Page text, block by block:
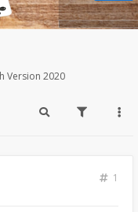
Version 2020
1